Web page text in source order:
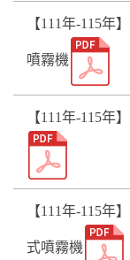
【111年-115年
噴霧機
【111年-115年
【111年-115年
式噴霧機